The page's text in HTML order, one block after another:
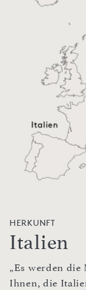
HERKUNFT
Italien
„Es werden die
Ihnen, die